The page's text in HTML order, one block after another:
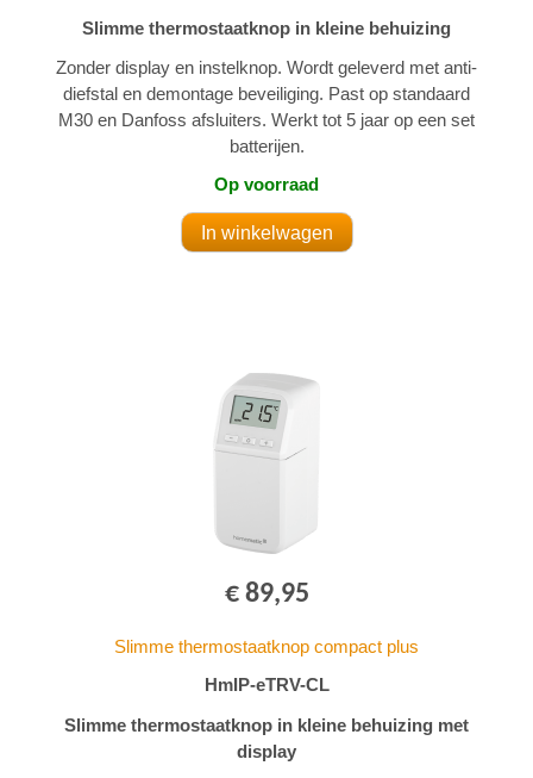
Slimme thermostaatknop in kleine behuizing
Zonder display en instelknop. Wordt geleverd met anti-
diefstal en demontage beveiliging. Past op standaard
M30 en Danfoss afsluiters. Werkt tot 5 jaar op een set
batterijen.
Op voorraad
€ 89,95
Slimme thermostaatknop compact plus
HmIP-eTRV-CL
Slimme thermostaatknop in kleine behuizing met
display